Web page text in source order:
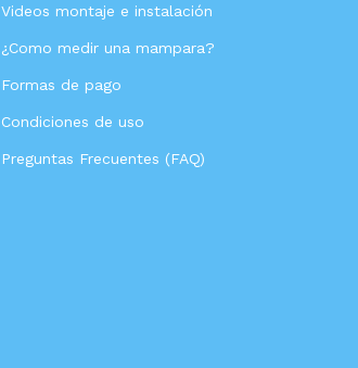
Videos montaje e instalación
¿Como medir una mampara?
Formas de pago
Condiciones de uso
Preguntas Frecuentes (FAQ)